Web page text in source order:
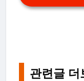
관련글 더